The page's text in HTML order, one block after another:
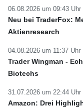
06.08.2026 um 09:43 Uhr |
Neu bei TraderFox:
Aktienresearch
04.08.2026 um 11:37 Uhr |
Trader Wingman -
Biotechs
31.07.2026 um 22:44 Uhr |
Amazon: Drei